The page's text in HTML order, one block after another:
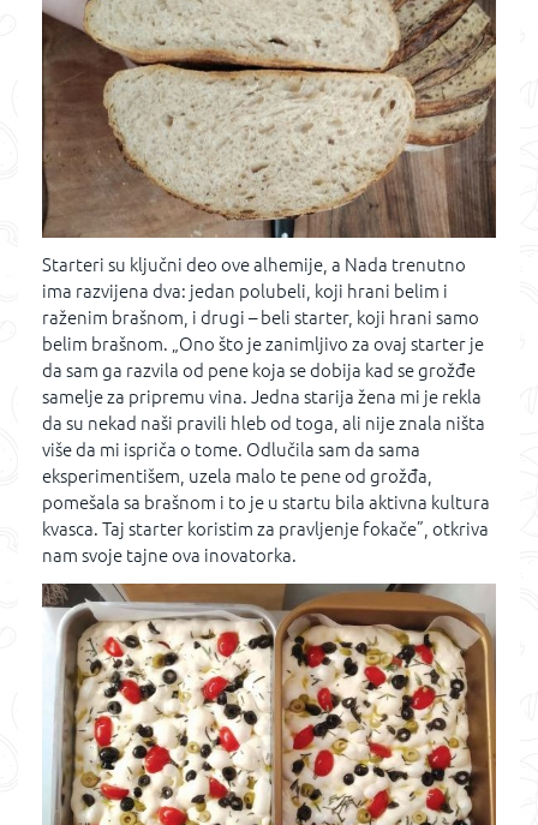
Starteri su ključni deo ove alhemije, a Nada trenutno
ima razvijena dva: jedan polubeli, koji hrani belim i
raženim brašnom, i drugi – beli starter, koji hrani samo
belim brašnom. „Ono što je zanimljivo za ovaj starter je
da sam ga razvila od pene koja se dobija kad se grožđe
samelje za pripremu vina. Jedna starija žena mi je rekla
da su nekad naši pravili hleb od toga, ali nije znala ništa
više da mi ispriča o tome. Odlučila sam da sama
eksperimentišem, uzela malo te pene od grožđa,
pomešala sa brašnom i to je u startu bila aktivna kultura
kvasca. Taj starter koristim za pravljenje fokače”, otkriva
nam svoje tajne ova inovatorka.